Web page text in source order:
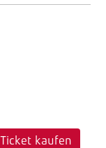
Ticket kaufen